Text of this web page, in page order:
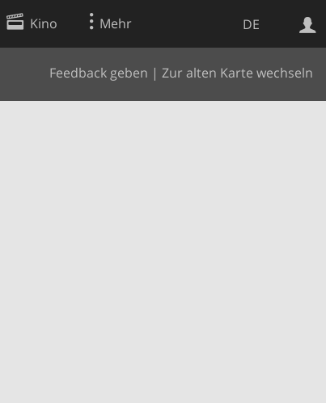
DE
Kino Mehr
Feedback geben | Zur alten Karte wechseln
Websuche